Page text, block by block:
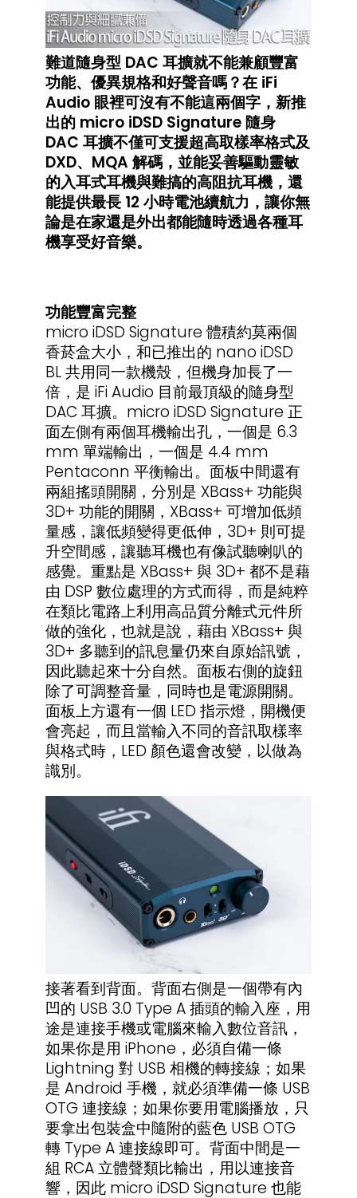
難道隨身型 DAC 耳擴就不能兼顧豐富
功能、優異規格和好聲音嗎？在 iFi
Audio 眼裡可沒有不能這兩個字，新推
出的 micro iDSD Signature 隨身
DAC 耳擴不僅可支援超高取樣率格式及
DXD、MQA 解碼，並能妥善驅動靈敏
的入耳式耳機與難搞的高阻抗耳機，還
能提供最長 12 小時電池續航力，讓你無
論是在家還是外出都能隨時透過各種耳
機享受好音樂。
功能豐富完整
micro iDSD Signature 體積約莫兩個
香菸盒大小，和已推出的 nano iDSD
BL 共用同一款機殼，但機身加長了一
倍，是 iFi Audio 目前最頂級的隨身型
DAC 耳擴。micro iDSD Signature 正
面左側有兩個耳機輸出孔，一個是 6.3
mm 單端輸出，一個是 4.4 mm
Pentaconn 平衡輸出。面板中間還有
兩組搖頭開關，分別是 XBass+ 功能與
3D+ 功能的開關，XBass+ 可增加低頻
量感，讓低頻變得更低伸，3D+ 則可提
升空間感，讓聽耳機也有像試聽喇叭的
感覺。重點是 XBass+ 與 3D+ 都不是藉
由 DSP 數位處理的方式而得，而是純粹
在類比電路上利用高品質分離式元件所
做的強化，也就是說，藉由 XBass+ 與
3D+ 多聽到的訊息量仍來自原始訊號，
因此聽起來十分自然。面板右側的旋鈕
除了可調整音量，同時也是電源開關。
面板上方還有一個 LED 指示燈，開機便
會亮起，而且當輸入不同的音訊取樣率
與格式時，LED 顏色還會改變，以做為
識別。
接著看到背面。背面右側是一個帶有內
凹的 USB 3.0 Type A 插頭的輸入座，用
途是連接手機或電腦來輸入數位音訊，
如果你是用 iPhone，必須自備一條
Lightning 對 USB 相機的轉接線；如果
是 Android 手機，就必須準備一條 USB
OTG 連接線；如果你要用電腦播放，只
要拿出包裝盒中隨附的藍色 USB OTG
轉 Type A 連接線即可。背面中間是一
組 RCA 立體聲類比輸出，用以連接音
響，因此 micro iDSD Signature 也能